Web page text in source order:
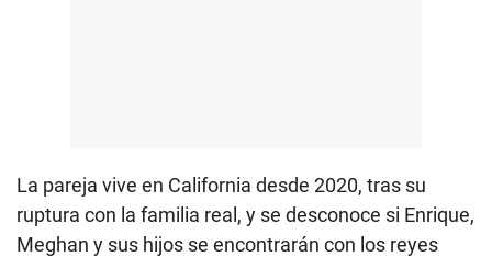
La pareja vive en California desde 2020, tras su
ruptura con la familia real, y se desconoce si Enrique,
Meghan y sus hijos se encontrarán con los reyes